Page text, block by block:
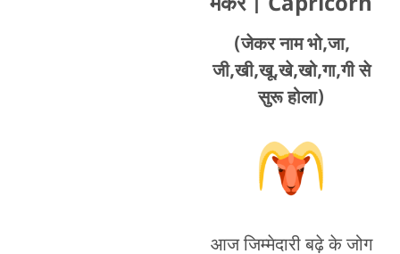
(जेकर नाम भो,जा,
जी,खी,खू,खे,खो,गा,गी से
सुरू होला)
आज जिम्मेदारी बढ़े के जोग